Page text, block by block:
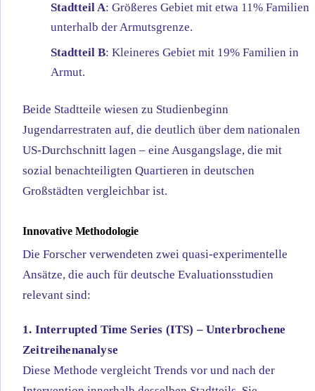
Stadtteil A: Größeres Gebiet mit etwa 11% Familien
unterhalb der Armutsgrenze.
Stadtteil B: Kleineres Gebiet mit 19% Familien in
Armut.
Beide Stadtteile wiesen zu Studienbeginn
Jugendarrestraten auf, die deutlich über dem nationalen
US-Durchschnitt lagen – eine Ausgangslage, die mit
sozial benachteiligten Quartieren in deutschen
Großstädten vergleichbar ist.
Innovative Methodologie
Die Forscher verwendeten zwei quasi-experimentelle
Ansätze, die auch für deutsche Evaluationsstudien
relevant sind:
1. Interrupted Time Series (ITS) – Unterbrochene
Zeitreihenanalyse
Diese Methode vergleicht Trends vor und nach der